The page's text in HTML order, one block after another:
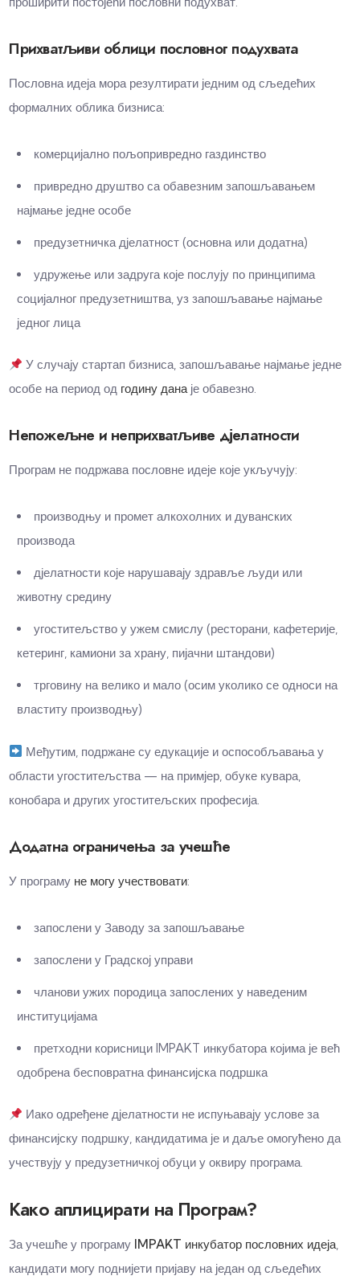
Прихватљиви облици пословног подухвата
Пословна идеја мора резултирати једним од сљедећих
формалних облика бизниса:
комерцијално пољопривредно газдинство
привредно друштво са обавезним запошљавањем
најмање једне особе
предузетничка дјелатност (основна или додатна)
удружење или задруга које послују по принципима
социјалног предузетништва, уз запошљавање најмање
једног лица
У случају стартап бизниса, запошљавање најмање једне
особе на период од годину данаје обавезно.
Непожељне и неприхватљиве дјелатности
Програм не подржава пословне идеје које укључују:
производњу и промет алкохолних и дуванских
производа
дјелатности које нарушавају здравље људи или
животну средину
угоститељство у ужем смислу (ресторани, кафетерије,
кетеринг, камиони за храну, пијачни штандови)
трговину на велико и мало (осим уколико се односи на
властиту производњу)
Међутим, подржане су едукације и оспособљавања у
области угоститељства — на примјер, обуке кувара,
конобара и других угоститељских професија.
Додатна ограничења за учешће
У програму не могу учествовати:
запослени у Заводу за запошљавање
запослени у Градској управи
чланови ужих породица запослених у наведеним
институцијама
претходни корисници IMPAKT инкубатора којима је већ
одобрена бесповратна финансијска подршка
Иако одређене дјелатности не испуњавају услове за
финансијску подршку, кандидатима је и даље омогућено да
учествују у предузетничкој обуци у оквиру програма.
Како аплицирати на Програм?
За учешће у програму IMPAKT инкубатор пословних идеја,
кандидати могу поднијети пријаву на један од сљедећих